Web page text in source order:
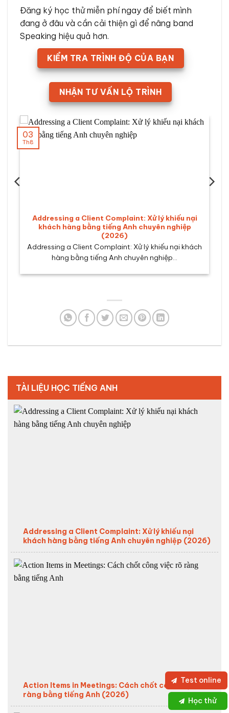
Đăng ký học thử miễn phí ngay để biết mình
đang ở đâu và cần cải thiện gì để nâng band
Speaking hiệu quả hơn.
KIỂM TRA TRÌNH ĐỘ CỦA BẠN
NHẬN TƯ VẤN LỘ TRÌNH
Addressing a Client Complaint: Xử lý khiếu nại
khách hàng bằng tiếng Anh chuyên nghiệp
(2026)
Addressing a Client Complaint: Xử lý khiếu nại khách
hàng bằng tiếng Anh chuyên nghiệp...
03
Th8
TÀI LIỆU HỌC TIẾNG ANH
Addressing a Client Complaint: Xử lý khiếu nại
khách hàng bằng tiếng Anh chuyên nghiệp (2026)
Action Items in Meetings: Cách chốt công việc rõ
ràng bằng tiếng Anh (2026)
Học thử
Test online